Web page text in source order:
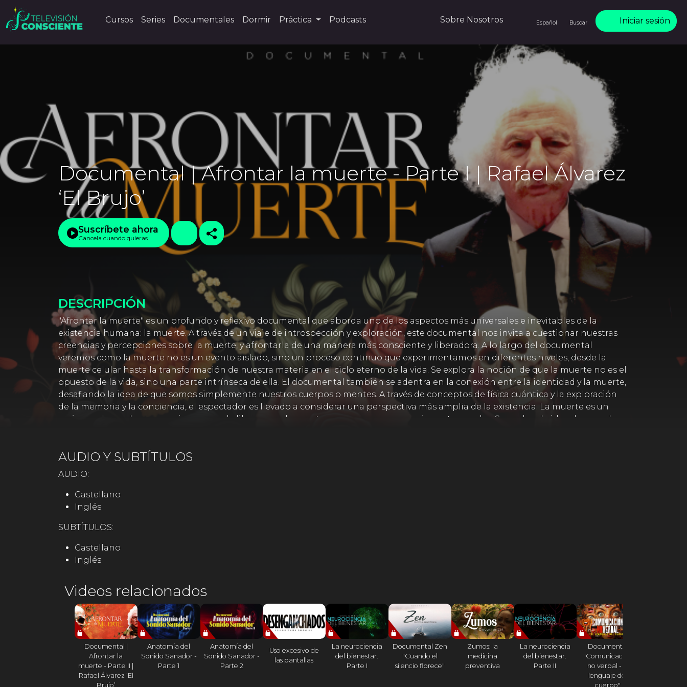
Cursos Series Documentales Dormir Práctica Podcasts Sobre Nosotros Español Buscar Iniciar sesión
Documental | Afrontar la muerte - Parte I | Rafael Álvarez
‘El Brujo’
Suscríbete ahora
Cancela cuando quieras
DESCRIPCIÓN
"Afrontar la muerte" es un profundo y reflexivo documental que aborda uno de los aspectos más universales e inevitables de la
existencia humana: la muerte. A través de un viaje de introspección y exploración, este documental nos invita a cuestionar nuestras
creencias y percepciones sobre la muerte, y afrontarla de una manera más consciente y liberadora. A lo largo del documental
veremos como la muerte no es un evento aislado, sino un proceso continuo que experimentamos en diferentes niveles, desde la
muerte celular hasta la transformación de nuestra materia en el ciclo eterno de la vida. Se explora la noción de que la muerte no es el
opuesto de la vida, sino una parte intrínseca de ella. El documental también se adentra en la conexión entre la identidad y la muerte,
desafiando la idea de que somos simplemente nuestros cuerpos o mentes. A través de conceptos de física cuántica y la exploración
de la memoria y la conciencia, el espectador es llevado a considerar una perspectiva más amplia de la existencia. La muerte es un
amigo en lugar de un enemigo, capaz de liberarnos de nuestros apegos y preocupaciones terrenales. Se explora la idea de que, al
desafía las percepciones convencionales sobre la muerte y nos anima a enfrentarla con una mente abierta y valiente, ofreciendo una
AUDIO Y SUBTÍTULOS
AUDIO:
Castellano
Inglés
SUBTÍTULOS:
Castellano
Inglés
Videos relacionados
Documental |
Afrontar la
muerte - Parte II |
Rafael Álvarez ‘El
Brujo’
Anatomía del
Sonido Sanador -
Parte 1
Anatomía del
Sonido Sanador -
Parte 2
Uso excesivo de
las pantallas
La neurociencia
del bienestar.
Parte I
Documental Zen
"Cuando el
silencio florece"
Zumos: la
medicina
preventiva
La neurociencia
del bienestar.
Parte II
Documental
"Comunicación
no verbal - El
lenguaje del
cuerpo"